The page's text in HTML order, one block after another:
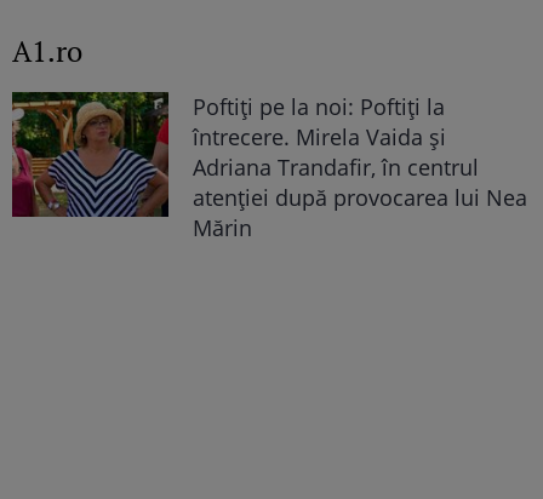
A1.ro
Poftiți pe la noi: Poftiți la
întrecere. Mirela Vaida și
Adriana Trandafir, în centrul
atenției după provocarea lui Nea
Mărin